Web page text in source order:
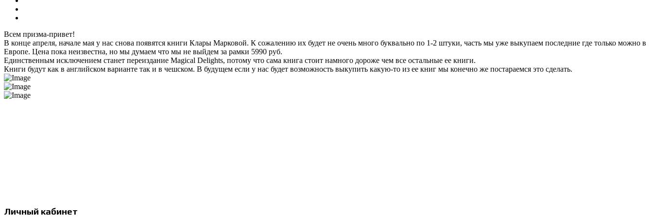
Всем призма-привет!
В конце апреля, начале мая у нас снова появятся книги Клары Марковой. К сожалению их будет не очень много буквально по 1-2 штуки, часть мы уже выкупаем последние где только можно в
Европе. Цена пока неизвестна, но мы думаем что мы не выйдем за рамки 5990 руб.
Единственным исключением станет переиздание Magical Delights, потому что сама книга стоит намного дороже чем все остальные ее книги.
Книги будут как в английском варианте так и в чешском. В будущем если у нас будет возможность выкупить какую-то из ее книг мы конечно же постараемся это сделать.
Личный кабинет